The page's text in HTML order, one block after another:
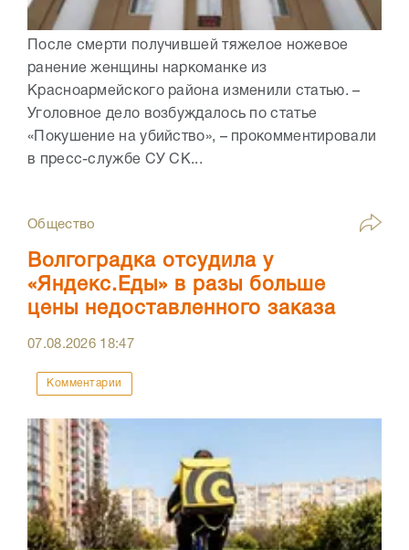
После смерти получившей тяжелое ножевое
ранение женщины наркоманке из
Красноармейского района изменили статью. –
Уголовное дело возбуждалось по статье
«Покушение на убийство», – прокомментировали
в пресс-службе СУ СК...
Общество
Волгоградка отсудила у
«Яндекс.Еды» в разы больше
цены недоставленного заказа
07.08.2026 18:47
Комментарии